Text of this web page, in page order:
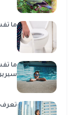
ما
ما
تعرف